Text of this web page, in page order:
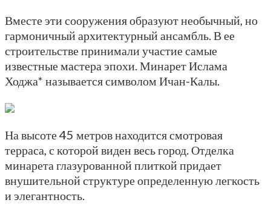
Вместе эти сооружения образуют необычный, но
гармоничный архитектурный ансамбль. В ее
строительстве принимали участие самые
известные мастера эпохи. Минарет Ислама
Ходжа* называется символом Ичан-Калы.
На высоте 45 метров находится смотровая
терраса, с которой виден весь город. Отделка
минарета глазурованной плиткой придает
внушительной структуре определенную легкость
и элегантность.